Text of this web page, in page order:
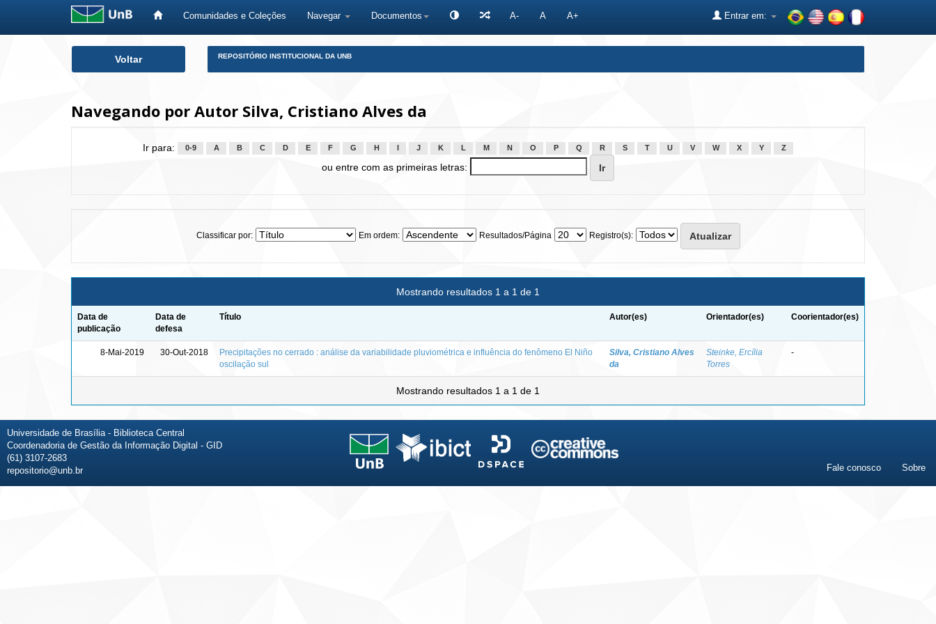
Comunidades e Coleções Navegar Documentos A- A A+ Entrar em:
Voltar REPOSITÓRIO INSTITUCIONAL DA UNB
Navegando por Autor Silva, Cristiano Alves da
Ir para: 0-9 A B C D E F G H J K L M N O P Q R S T U V W X Y Z
ou entre com as primeiras letras:
Classificar por: Em ordem: Resultados/Página Registro(s):
Mostrando resultados 1 a 1 de 1
Data de
publicação
Data de
defesa
Título Autor(es) Orientador(es) Coorientador(es)
8-Mai-2019 30-Out-2018
Precipitações no cerrado : análise da variabilidade pluviométrica e influência do fenômeno El Niño
oscilação sul
Silva, Cristiano Alves
da
Steinke, Ercília
Torres
-
Mostrando resultados 1 a 1 de 1
Universidade de Brasília - Biblioteca Central
Coordenadoria de Gestão da Informação Digital - GID
(61) 3107-2683
repositorio@unb.br
Fale conosco Sobre